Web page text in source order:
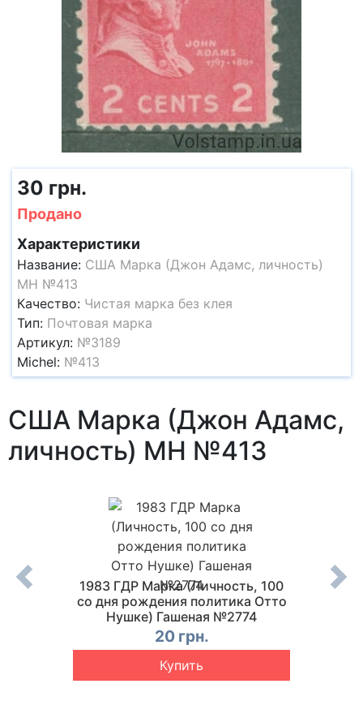
30 грн.
Продано
Характеристики
Название: США Марка (Джон Адамс, личность)
MH №413
Качество: Чистая марка без клея
Тип: Почтовая марка
Артикул: №3189
Michel: №413
США Марка (Джон Адамс,
личность) MH №413
1983 ГДР Марка (Личность, 100
со дня рождения политика Отто
Нушке) Гашеная №2774
20 грн.
Купить